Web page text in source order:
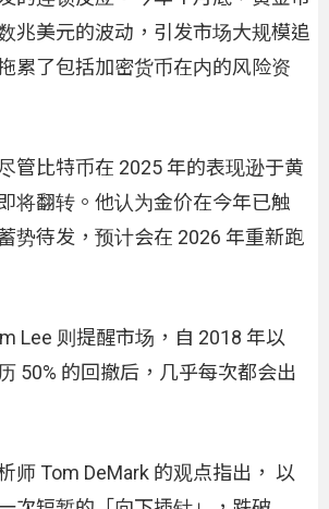
兆美元的波动，引发市场大规模追
累了包括加密货币在内的风险资
管比特币在 2025 年的表现逊于黄
将翻转。他认为金价在今年已触
势待发，预计会在 2026 年重新跑
Lee 则提醒市场，自 2018 年以
50% 的回撤后，几乎每次都会出
师 Tom DeMark 的观点指出， 以